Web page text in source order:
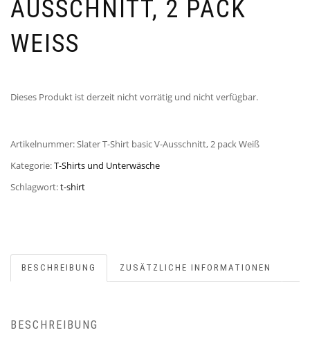
AUSSCHNITT, 2 PACK
WEISS
Dieses Produkt ist derzeit nicht vorrätig und nicht verfügbar.
Artikelnummer:Slater T-Shirt basic V-Ausschnitt, 2 pack Weiß
Kategorie:T-Shirts und Unterwäsche
Schlagwort:t-shirt
BESCHREIBUNG ZUSÄTZLICHE INFORMATIONEN
BESCHREIBUNG